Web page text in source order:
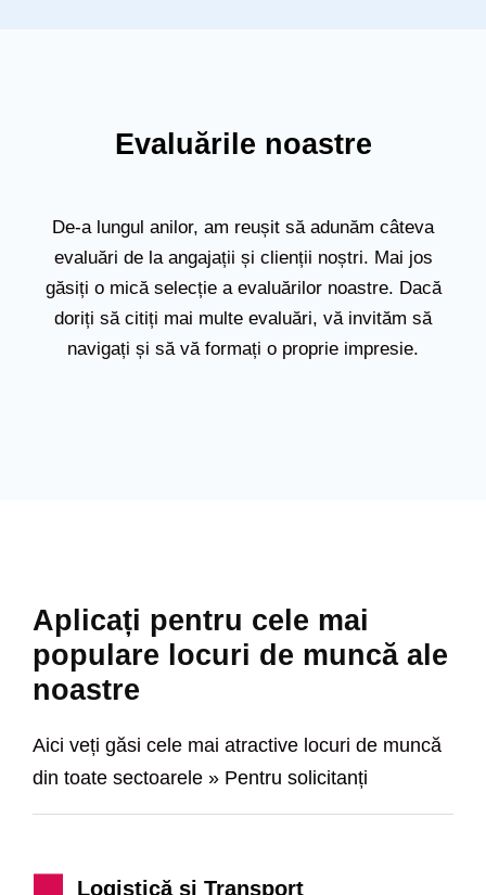
Evaluările noastre
De-a lungul anilor, am reușit să adunăm câteva
evaluări de la angajații și clienții noștri. Mai jos
găsiți o mică selecție a evaluărilor noastre. Dacă
doriți să citiți mai multe evaluări, vă invităm să
navigați și să vă formați o proprie impresie.
Aplicați pentru cele mai
populare locuri de muncă ale
noastre
Aici veți găsi cele mai atractive locuri de muncă
din toate sectoarele » Pentru solicitanți
Logistică și Transport